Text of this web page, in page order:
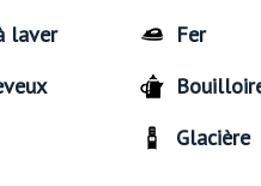
laver
Fer
Glacière